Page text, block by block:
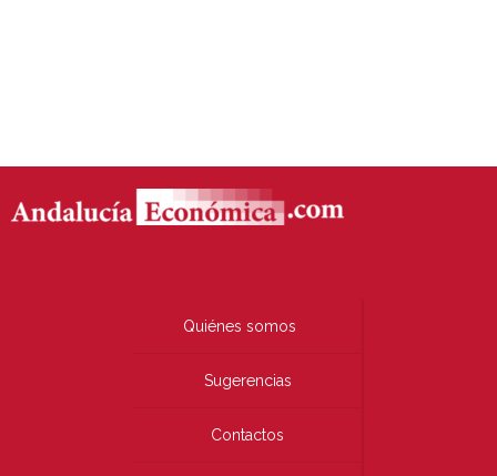
Quiénes somos
Sugerencias
Contactos